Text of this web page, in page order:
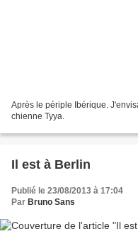
Après le périple Ibérique.
chienne Tyya.
Il est à Berlin
Publié le 23/08/2013 à 17:04
Par Bruno Sans